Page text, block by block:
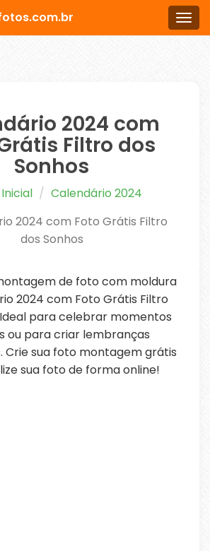
Menu
2024 com
Filtro dos
Sonhos
Calendário 2024
2024 com Foto Grátis Filtro
dos Sonhos
de foto com moldura
2024 com Foto Grátis Filtro
Ideal para celebrar momentos
ou para criar lembranças
Crie sua foto montagem grátis
sua foto de forma online!